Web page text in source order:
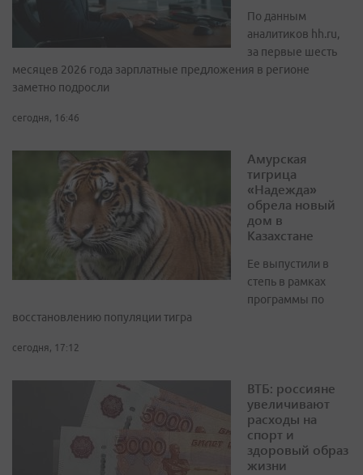
По данным
аналитиков hh.ru,
за первые шесть
месяцев 2026 года зарплатные предложения в регионе
заметно подросли
сегодня, 16:46
Амурская
тигрица
«Надежда»
обрела новый
дом в
Казахстане
Ее выпустили в
степь в рамках
программы по
восстановлению популяции тигра
сегодня, 17:12
ВТБ: россияне
увеличивают
расходы на
спорт и
здоровый образ
жизни